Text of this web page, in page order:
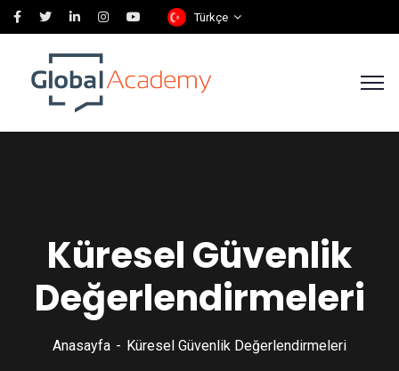
Türkçe
Küresel Güvenlik
Değerlendirmeleri
Anasayfa Küresel Güvenlik Değerlendirmeleri